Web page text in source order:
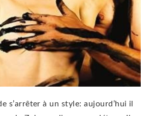
s’arrêter à un style: aujourd’hui il